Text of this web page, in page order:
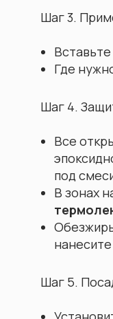
Шаг 3.
Где
Шаг 4.
Все
под
В зонах
нанесите
Шаг 5.